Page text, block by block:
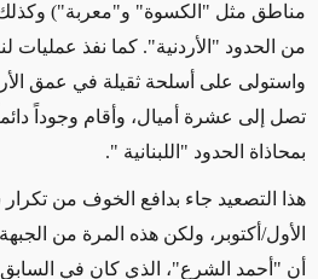
مناطق مثل "الكسوة" و"معربة") وكذلك
من الحدود "الأردنية". كما نفذ عمليات
واستولى على أسلحة ثقيلة في عمق
تصل إلى عشرة أميال، وأقام وجوداً
بمحاذاة الحدود "اللبنانية ".
الأول/أكتوبر، ولكن هذه المرة من
أن "أحمد الشرع"، الذي كان في